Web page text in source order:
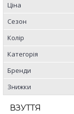
Ціна
Сезон
Колір
Категорія
Бренди
Знижки
ВЗУТТЯ